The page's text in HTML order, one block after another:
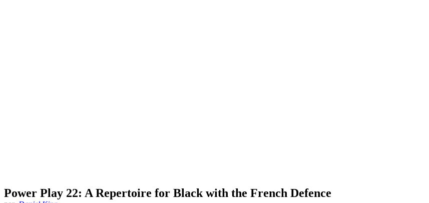
Power Play 22: A Repertoire for Black with the French Defence